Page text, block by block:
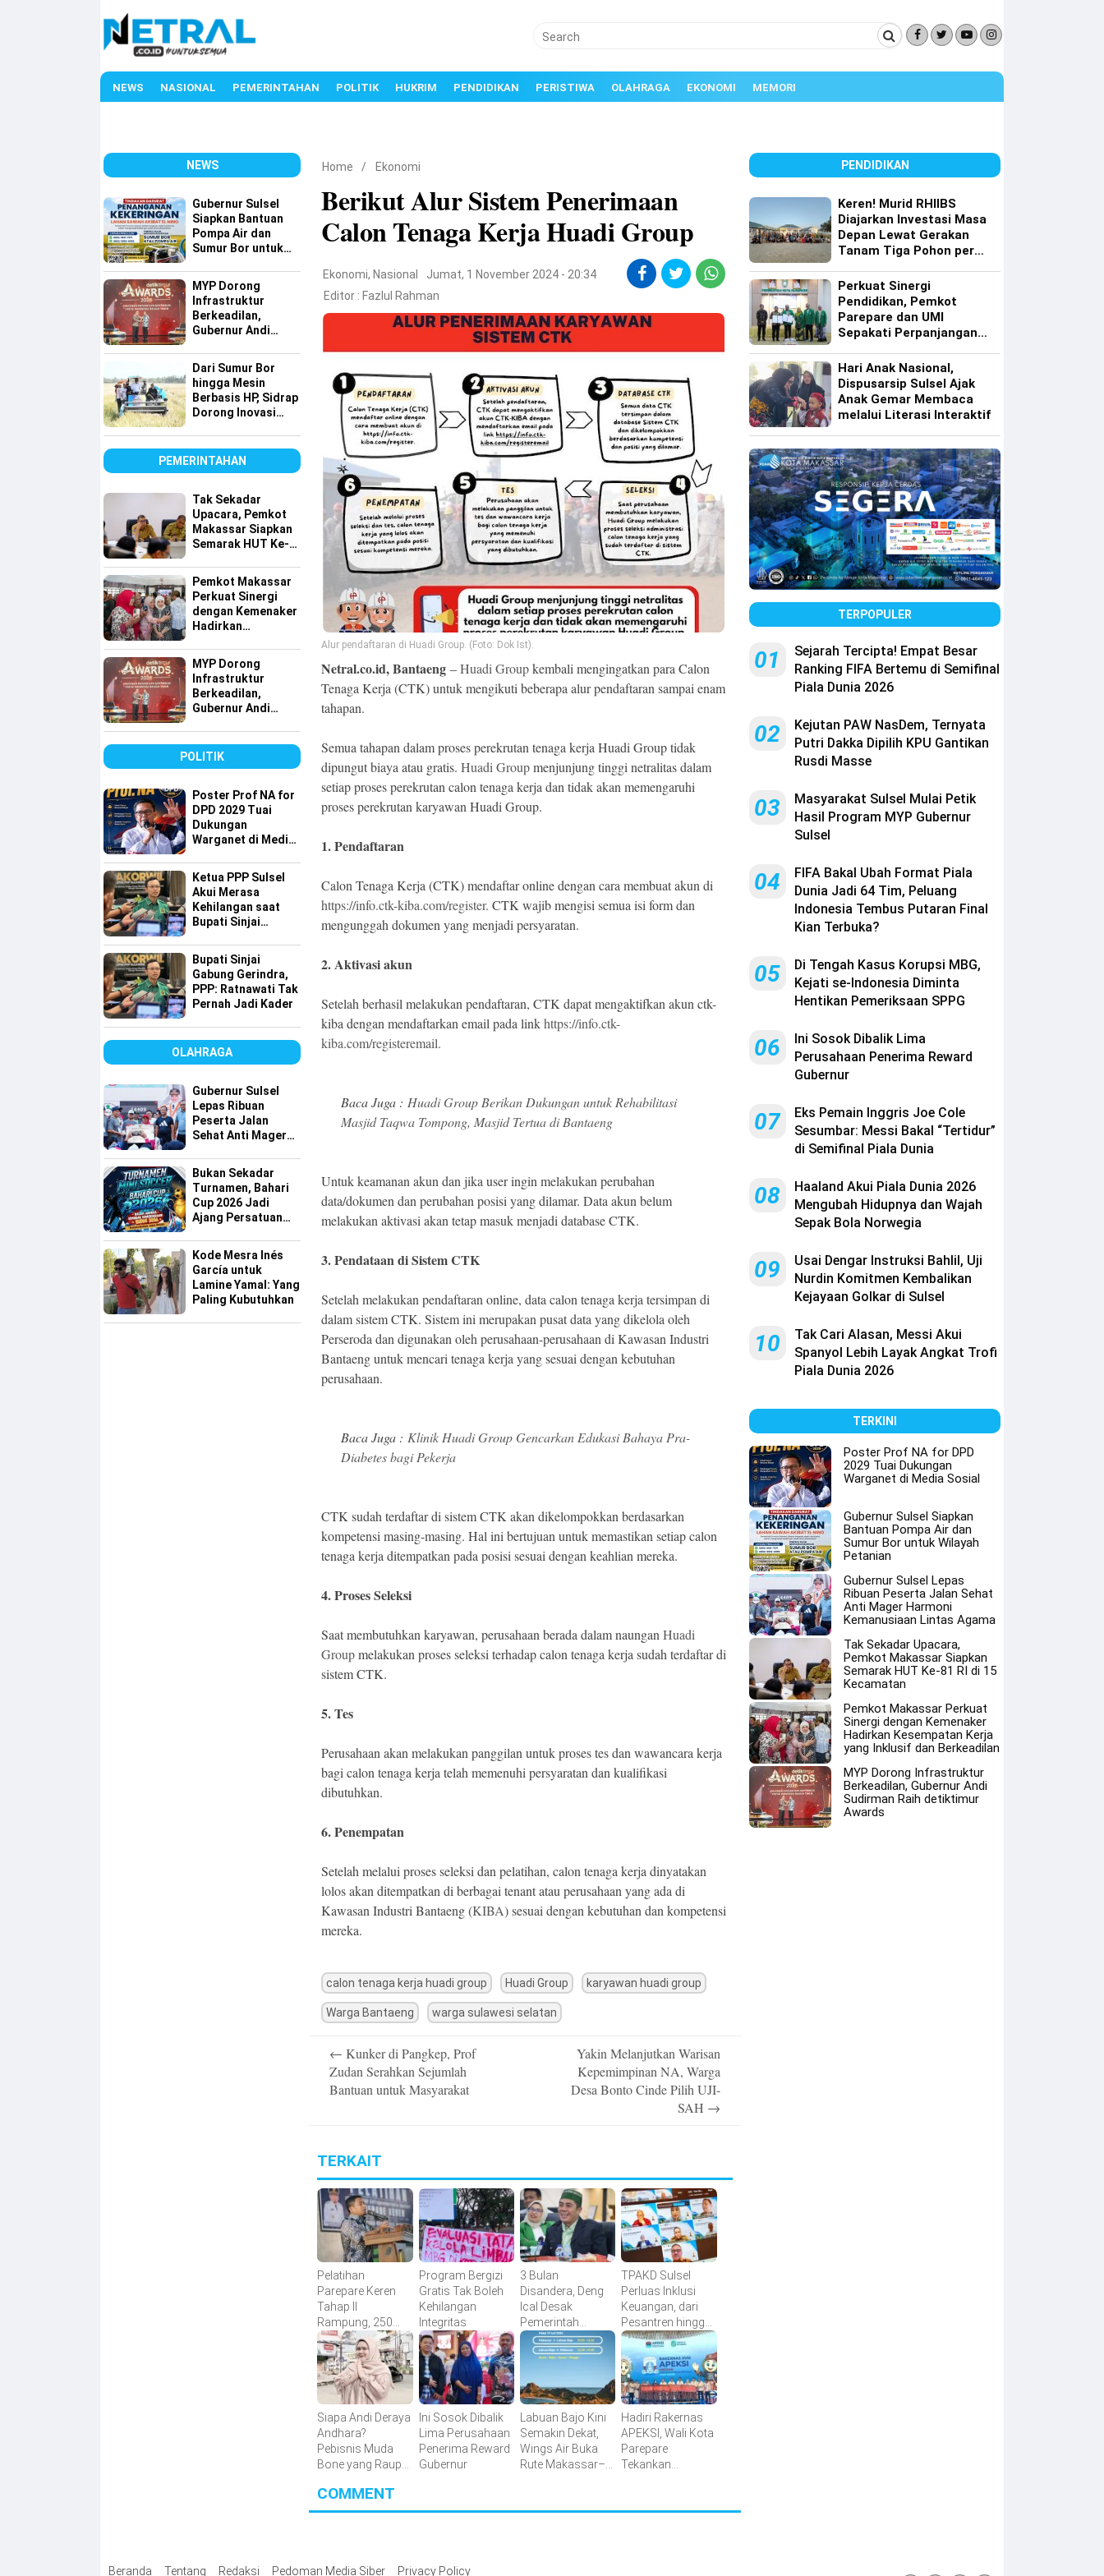
NEWS NASIONAL PEMERINTAHAN POLITIK HUKRIM PENDIDIKAN PERISTIWA OLAHRAGA EKONOMI MEMORI
NEWS
Gubernur Sulsel
Siapkan Bantuan
Pompa Air dan
Sumur Bor untuk
MYP Dorong
Infrastruktur
Berkeadilan,
Gubernur Andi
Dari Sumur Bor
hingga Mesin
Berbasis HP, Sidrap
Dorong Inovasi
PEMERINTAHAN
Tak Sekadar
Upacara, Pemkot
Makassar Siapkan
Semarak HUT Ke-
Pemkot Makassar
Perkuat Sinergi
dengan Kemenaker
Hadirkan
Berkeadilan
MYP Dorong
Infrastruktur
Berkeadilan,
Gubernur Andi
POLITIK
Poster Prof NA for
DPD 2029 Tuai
Dukungan
Warganet di Media
Ketua PPP Sulsel
Akui Merasa
Kehilangan saat
Bupati Sinjai
Bupati Sinjai
Gabung Gerindra,
PPP: Ratnawati Tak
Pernah Jadi Kader
OLAHRAGA
Gubernur Sulsel
Lepas Ribuan
Peserta Jalan
Sehat Anti Mager
Lintas Agama
Bukan Sekadar
Turnamen, Bahari
Cup 2026 Jadi
Ajang Persatuan
Sinjai
Kode Mesra Inés
García untuk
Lamine Yamal: Yang
Paling Kubutuhkan
Home / Ekonomi
Berikut Alur Sistem Penerimaan
Calon Tenaga Kerja Huadi Group
Ekonomi, Nasional
Jumat, 1 November 2024 - 20:34
Editor : Fazlul Rahman
Alur pendaftaran di Huadi Group. (Foto: Dok Ist).
Netral.co.id, Bantaeng –Huadi Groupkembali mengingatkan para Calon
Tenaga Kerja (CTK) untuk mengikuti beberapa alur pendaftaran sampai enam
tahapan.
Semua tahapan dalam proses perekrutan tenaga kerja Huadi Group tidak
dipungut biaya atau gratis.Huadi Groupmenjunjung tinggi netralitas dalam
setiap proses perekrutan calon tenaga kerja dan tidak akan memengaruhi
proses perekrutan karyawan Huadi Group.
1.⁠ ⁠Pendaftaran
Calon Tenaga Kerja (CTK) mendaftar online dengan cara membuat akun di
https://info.ctk-kiba.com/register. CTK wajib mengisi semua isi form dan
mengunggah dokumen yang menjadi persyaratan.
2.⁠ ⁠Aktivasi akun
Setelah berhasil melakukan pendaftaran, CTK dapat mengaktifkan akun ctk-
kiba dengan mendaftarkan email pada linkhttps://info.ctk-
kiba.com/registeremail.
Baca Juga : Huadi Group Berikan Dukungan untuk Rehabilitasi
Masjid Taqwa Tompong, Masjid Tertua di Bantaeng
Untuk keamanan akun dan jika user ingin melakukan perubahan
data/dokumen dan perubahan posisi yang dilamar. Data akun belum
melakukan aktivasi akan tetap masuk menjadi database CTK.
3.⁠ ⁠Pendataan di Sistem CTK
Setelah melakukan pendaftaran online, data calon tenaga kerja tersimpan di
dalam sistem CTK. Sistem ini merupakan pusat data yang dikelola oleh
Perseroda dan digunakan oleh perusahaan-perusahaan di Kawasan Industri
Bantaeng untuk mencari tenaga kerja yang sesuai dengan kebutuhan
perusahaan.
Baca Juga : Klinik Huadi Group Gencarkan Edukasi Bahaya Pra-
Diabetes bagi Pekerja
CTK sudah terdaftar di sistem CTK akan dikelompokkan berdasarkan
kompetensi masing-masing. Hal ini bertujuan untuk memastikan setiap calon
tenaga kerja ditempatkan pada posisi sesuai dengan keahlian mereka.
4.⁠ ⁠Proses Seleksi
Saat membutuhkan karyawan, perusahaan berada dalam naunganHuadi
Groupmelakukan proses seleksi terhadap calon tenaga kerja sudah terdaftar di
sistem CTK.
5.⁠ ⁠Tes⁠ ⁠
Perusahaan akan melakukan panggilan untuk proses tes dan wawancara kerja
bagi calon tenaga kerja telah memenuhi persyaratan dan kualifikasi
dibutuhkan.
6.⁠ ⁠Penempatan
Setelah melalui proses seleksi dan pelatihan, calon tenaga kerja dinyatakan
lolos akan ditempatkan di berbagai tenant atau perusahaan yang ada di
Kawasan Industri Bantaeng (KIBA) sesuai dengan kebutuhan dan kompetensi
mereka.
calon tenaga kerja huadi group Huadi Group karyawan huadi group
Warga Bantaeng warga sulawesi selatan
navigation
← Kunker di Pangkep, Prof
Zudan Serahkan Sejumlah
Bantuan untuk Masyarakat
Yakin Melanjutkan Warisan
Kepemimpinan NA, Warga
Desa Bonto Cinde Pilih UJI-
SAH →
TERKAIT
Pelatihan
Parepare Keren
Tahap II
Rampung, 250
Calon Pengusaha
Baru Berhasil
Dilatih
Program Bergizi
Gratis Tak Boleh
Kehilangan
Integritas
3 Bulan
Disandera, Deng
Ical Desak
Pemerintah
Selamatkan WNI
yang Disandera di
TPAKD Sulsel
Perluas Inklusi
Keuangan, dari
Pesantren hingga
Petani Kakao
Siapa Andi Deraya
Andhara?
Pebisnis Muda
Bone yang Raup
Juta per Pekan
Ini Sosok Dibalik
Lima Perusahaan
Penerima Reward
Gubernur
Labuan Bajo Kini
Semakin Dekat,
Wings Air Buka
Rute Makassar–
Hadiri Rakernas
APEKSI, Wali Kota
Parepare
Tekankan
Antarkota
COMMENT
PENDIDIKAN
Keren! Murid RHIIBS
Diajarkan Investasi Masa
Depan Lewat Gerakan
Tanam Tiga Pohon per
Perkuat Sinergi
Pendidikan, Pemkot
Parepare dan UMI
Sepakati Perpanjangan
Perguruan Tinggi
Hari Anak Nasional,
Dispusarsip Sulsel Ajak
Anak Gemar Membaca
melalui Literasi Interaktif
TERPOPULER
01
Sejarah Tercipta! Empat Besar
Ranking FIFA Bertemu di Semifinal
Piala Dunia 2026
02
Kejutan PAW NasDem, Ternyata
Putri Dakka Dipilih KPU Gantikan
Rusdi Masse
03
Masyarakat Sulsel Mulai Petik
Hasil Program MYP Gubernur
Sulsel
04
FIFA Bakal Ubah Format Piala
Dunia Jadi 64 Tim, Peluang
Indonesia Tembus Putaran Final
Kian Terbuka?
05
Di Tengah Kasus Korupsi MBG,
Kejati se-Indonesia Diminta
Hentikan Pemeriksaan SPPG
06
Ini Sosok Dibalik Lima
Perusahaan Penerima Reward
Gubernur
07
Eks Pemain Inggris Joe Cole
Sesumbar: Messi Bakal “Tertidur”
di Semifinal Piala Dunia
08
Haaland Akui Piala Dunia 2026
Mengubah Hidupnya dan Wajah
Sepak Bola Norwegia
09
Usai Dengar Instruksi Bahlil, Uji
Nurdin Komitmen Kembalikan
Kejayaan Golkar di Sulsel
10
Tak Cari Alasan, Messi Akui
Spanyol Lebih Layak Angkat Trofi
Piala Dunia 2026
TERKINI
Poster Prof NA for DPD
2029 Tuai Dukungan
Warganet di Media Sosial
Gubernur Sulsel Siapkan
Bantuan Pompa Air dan
Sumur Bor untuk Wilayah
Petanian
Gubernur Sulsel Lepas
Ribuan Peserta Jalan Sehat
Anti Mager Harmoni
Kemanusiaan Lintas Agama
Tak Sekadar Upacara,
Pemkot Makassar Siapkan
Semarak HUT Ke-81 RI di 15
Kecamatan
Pemkot Makassar Perkuat
Sinergi dengan Kemenaker
Hadirkan Kesempatan Kerja
yang Inklusif dan Berkeadilan
MYP Dorong Infrastruktur
Berkeadilan, Gubernur Andi
Sudirman Raih detiktimur
Awards
Beranda Tentang Redaksi Pedoman Media Siber Privacy Policy